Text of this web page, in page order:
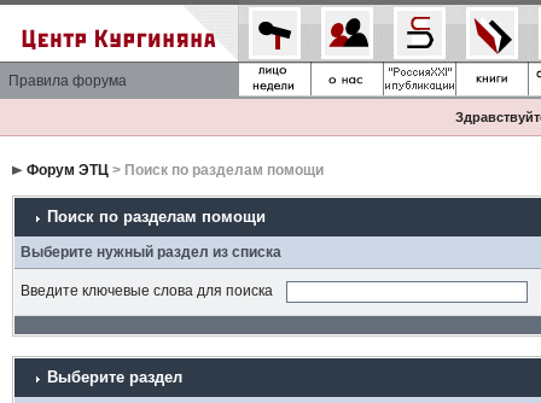
Правила форума
Форум ЭТЦ> Поиск по разделам помощи
Поиск по разделам помощи
Выберите нужный раздел из списка
Введите ключевые слова для поиска
Выберите раздел